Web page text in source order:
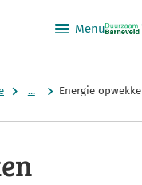
Menu
... Energie